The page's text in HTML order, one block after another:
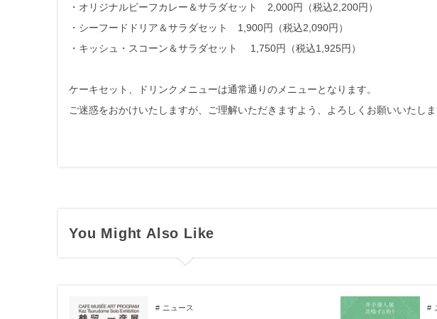
・オリジナルビーフカレー＆サラダセット 2,000円（税込2,200円）
・シーフードドリア＆サラダセット 1,900円（税込2,090円）
・キッシュ・スコーン＆サラダセット 1,750円（税込1,925円）
ケーキセット、ドリンクメニューは通常通りのメニューとなります。
ご迷惑をおかけいたしますが、ご理解いただきますよう、よろしくお願いいたしま
You Might Also Like
ニュース